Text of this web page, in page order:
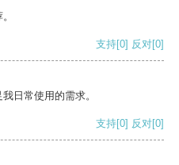
支持[0] 反对[0]
日常使用的需求。
支持[0] 反对[0]